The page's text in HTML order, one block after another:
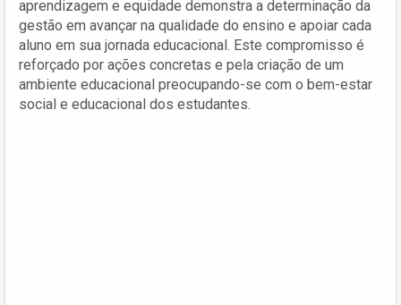
aprendizagem e equidade demonstra a determinação da
gestão em avançar na qualidade do ensino e apoiar cada
aluno em sua jornada educacional. Este compromisso é
reforçado por ações concretas e pela criação de um
ambiente educacional preocupando-se com o bem-estar
social e educacional dos estudantes.